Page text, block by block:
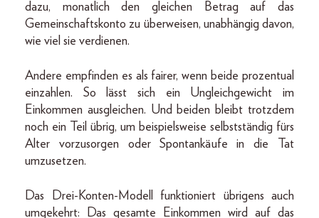
dazu, monatlich den gleichen Betrag auf das
Gemeinschaftskonto zu überweisen, unabhängig davon,
wie viel sie verdienen.
Andere empfinden es als fairer, wenn beide prozentual
einzahlen. So lässt sich ein Ungleichgewicht im
Einkommen ausgleichen. Und beiden bleibt trotzdem
noch ein Teil übrig, um beispielsweise selbstständig fürs
Alter vorzusorgen oder Spontankäufe in die Tat
umzusetzen.
Das Drei-Konten-Modell funktioniert übrigens auch
umgekehrt: Das gesamte Einkommen wird auf das